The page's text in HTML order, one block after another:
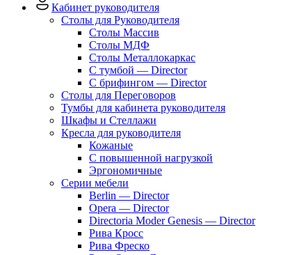
Кабинет руководителя
Столы для Руководителя
Столы Массив
Столы МДФ
Столы Металлокаркас
С тумбой — Director
C брифингом — Director
Столы для Переговоров
Тумбы для кабинета руководителя
Шкафы и Стеллажи
Кресла для руководителя
Кожаные
С повышенной нагрузкой
Эргономичные
Серии мебели
Berlin — Director
Opera — Director
Directoria Moder Genesis — Director
Рива Кросс
Рива Фреско